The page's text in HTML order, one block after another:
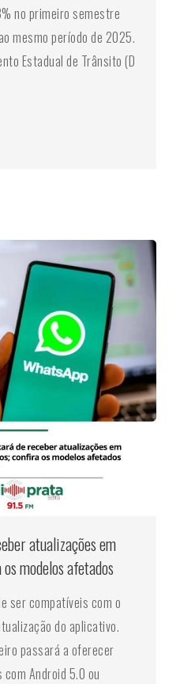
no primeiro semestre
mesmo período de 2025.
Estadual de Trânsito (D
atualizações em
modelos afetados
ser compatíveis com o
do aplicativo.
passará a oferecer
Android 5.0 ou